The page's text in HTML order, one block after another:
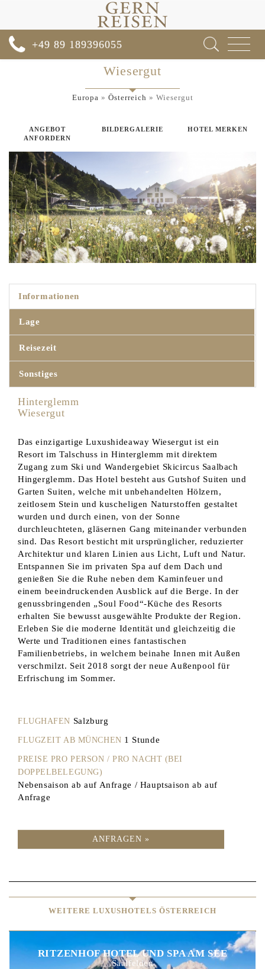
Toggle
+49 89 189396055
Wiesergut
Europa » Österreich » Wiesergut
ANGEBOT
ANFORDERN
BILDERGALERIE HOTEL MERKEN
Informationen
Lage
Reisezeit
Sonstiges
Hinterglemm
Wiesergut
Das einzigartige Luxushideaway Wiesergut ist ein
Resort im Talschuss in Hinterglemm mit direktem
Zugang zum Ski und Wandergebiet Skicircus Saalbach
Hingerglemm. Das Hotel besteht aus Gutshof Suiten und
Garten Suiten, welche mit unbehandelten Hölzern,
zeitlosem Stein und kuscheligen Naturstoffen gestaltet
wurden und durch einen, von der Sonne
durchleuchteten, gläsernen Gang miteinander verbunden
sind. Das Resort besticht mit ursprünglicher, reduzierter
Architektur und klaren Linien aus Licht, Luft und Natur.
Entspannen Sie im privaten Spa auf dem Dach und
genießen Sie die Ruhe neben dem Kaminfeuer und
einem beeindruckenden Ausblick auf die Berge. In der
genussbringenden „Soul Food“-Küche des Resorts
erhalten Sie bewusst ausgewählte Produkte der Region.
Erleben Sie die moderne Identität und gleichzeitig die
Werte und Traditionen eines fantastischen
Familienbetriebs, in welchem beinahe Innen mit Außen
verschmilzt. Seit 2018 sorgt der neue Außenpool für
Erfrischung im Sommer.
FLUGHAFEN Salzburg
FLUGZEIT AB MÜNCHEN 1 Stunde
PREISE PRO PERSON / PRO NACHT (BEI
DOPPELBELEGUNG)
Nebensaison ab auf Anfrage / Hauptsaison ab auf
Anfrage
ANFRAGEN »
WEITERE LUXUSHOTELS ÖSTERREICH
RITZENHOF HOTEL UND SPA AM SEE
Saalfelden